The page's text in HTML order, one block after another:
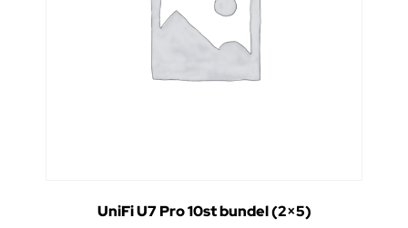
UniFi U7 Pro 10st bundel (2×5)